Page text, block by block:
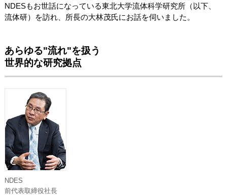
NDESもお世話になっている東北大学流体科学研究所（以下、
流体研）を訪れ、所長の大林茂氏にお話を伺いました。
あらゆる"流れ"を扱う
世界的な研究拠点
NDES
前代表取締役社長